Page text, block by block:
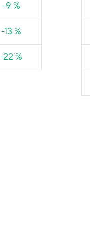
-9 %
-13 %
-22 %